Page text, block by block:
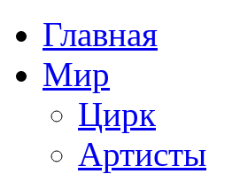
Главная
Мир
Цирк
Артисты